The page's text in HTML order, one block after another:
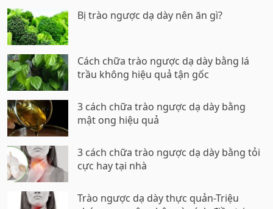
Bị trào ngược dạ dày nên ăn gì?
Cách chữa trào ngược dạ dày bằng lá
trầu không hiệu quả tận gốc
3 cách chữa trào ngược dạ dày bằng
mật ong hiệu quả
3 cách chữa trào ngược dạ dày bằng tỏi
cực hay tại nhà
Trào ngược dạ dày thực quản-Triệu